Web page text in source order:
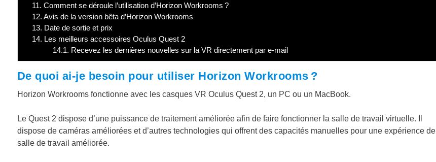
11. Comment se déroule l’utilisation d’Horizon Workrooms ?
12. Avis de la version bêta d’Horizon Workrooms
13. Date de sortie et prix
14. Les meilleurs accessoires Oculus Quest 2
14.1. Recevez les dernières nouvelles sur la VR directement par e-mail
De quoi ai-je besoin pour utiliser Horizon Workrooms ?
Horizon Workrooms fonctionne avec les casques VR Oculus Quest 2, un PC ou un MacBook.
Le Quest 2 dispose d’une puissance de traitement améliorée afin de faire fonctionner la salle de travail virtuelle. Il
dispose de caméras améliorées et d’autres technologies qui offrent des capacités manuelles pour une expérience de
salle de travail améliorée.